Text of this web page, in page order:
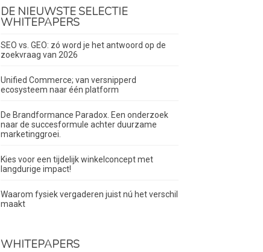
DE NIEUWSTE SELECTIE
WHITEPAPERS
SEO vs. GEO: zó word je het antwoord op de
zoekvraag van 2026
Unified Commerce; van versnipperd
ecosysteem naar één platform
De Brandformance Paradox. Een onderzoek
naar de succesformule achter duurzame
marketinggroei.
Kies voor een tijdelijk winkelconcept met
langdurige impact!
Waarom fysiek vergaderen juist nú het verschil
maakt
WHITEPAPERS